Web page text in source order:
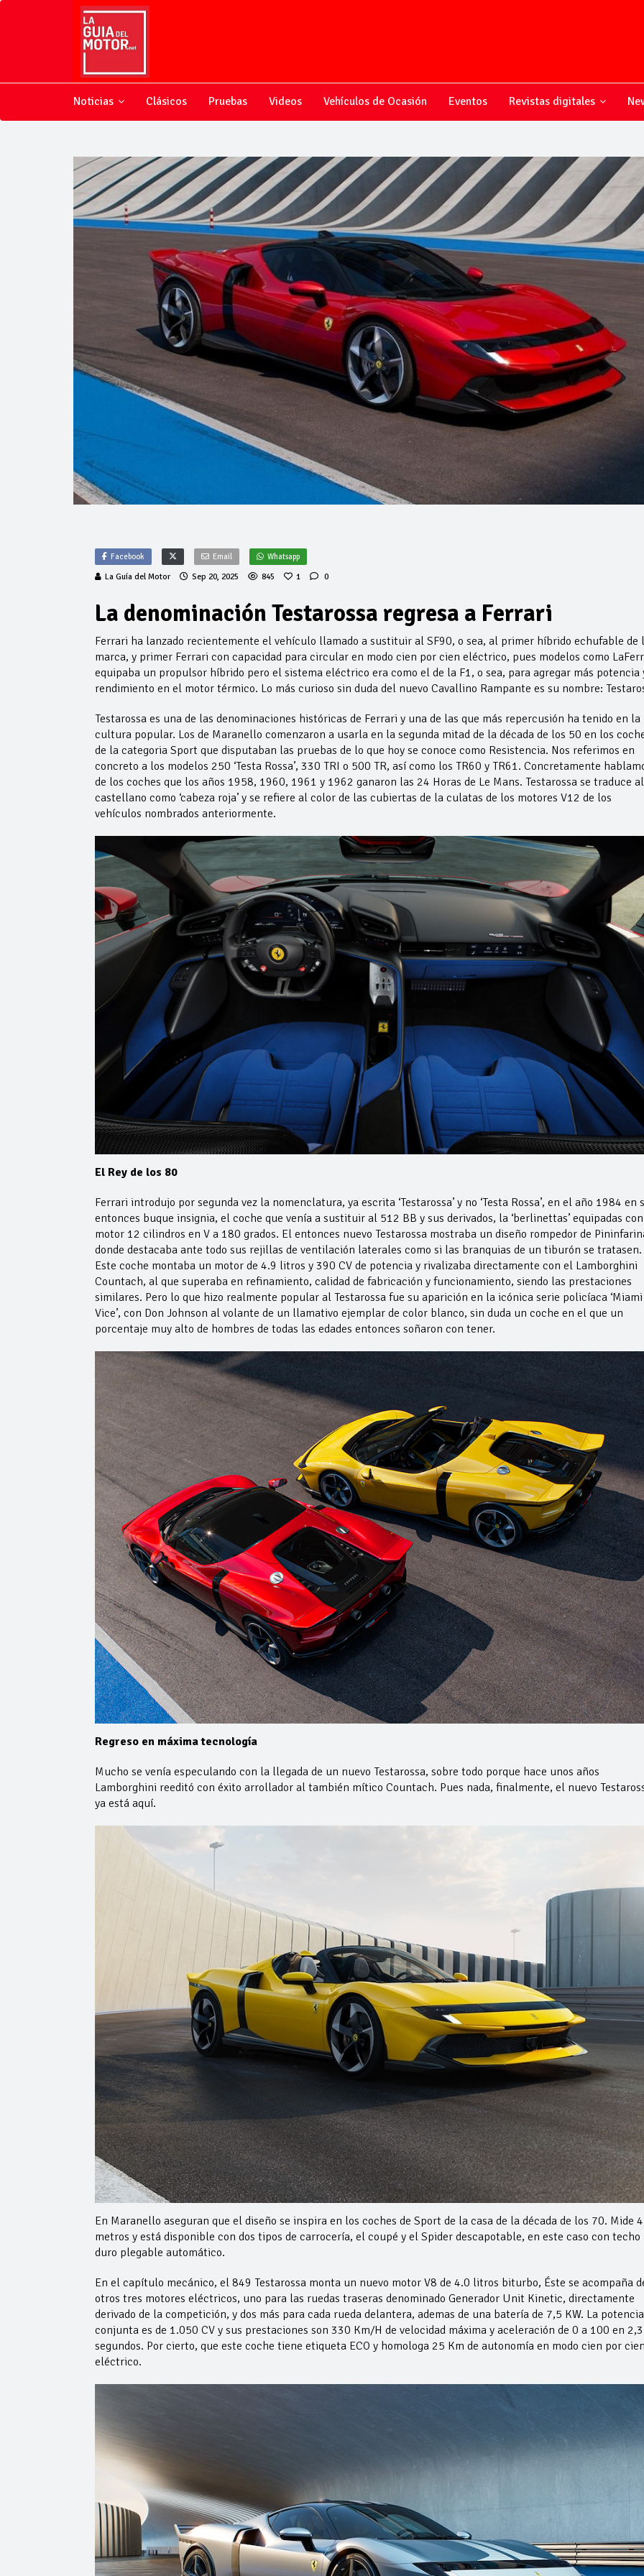
Noticias Clásicos Pruebas Videos Vehículos de Ocasión Eventos Revistas digitales
Facebook Email Whatsapp
La Guía del Motor Sep 20, 2025 845 1 0
La denominación Testarossa regresa a Ferrari
Ferrari ha lanzado recientemente el vehículo llamado a sustituir al SF90, o sea, al primer híbrido echufable de
marca, y primer Ferrari con capacidad para circular en modo cien por cien eléctrico, pues modelos como
equipaba un propulsor híbrido pero el sistema eléctrico era como el de la F1, o sea, para agregar más potencia
rendimiento en el motor térmico. Lo más curioso sin duda del nuevo Cavallino Rampante es su nombre:
Testarossa es una de las denominaciones históricas de Ferrari y una de las que más repercusión ha tenido en la
cultura popular. Los de Maranello comenzaron a usarla en la segunda mitad de la década de los 50 en los
de la categoria Sport que disputaban las pruebas de lo que hoy se conoce como Resistencia. Nos referimos en
concreto a los modelos 250 ‘Testa Rossa’, 330 TRI o 500 TR, así como los TR60 y TR61. Concretamente
de los coches que los años 1958, 1960, 1961 y 1962 ganaron las 24 Horas de Le Mans. Testarossa se traduce al
castellano como ‘cabeza roja’ y se refiere al color de las cubiertas de la culatas de los motores V12 de los
vehículos nombrados anteriormente.
El Rey de los 80
Ferrari introdujo por segunda vez la nomenclatura, ya escrita ‘Testarossa’ y no ‘Testa Rossa’, en el año 1984 en
entonces buque insignia, el coche que venía a sustituir al 512 BB y sus derivados, la ‘berlinettas’ equipadas con
motor 12 cilindros en V a 180 grados. El entonces nuevo Testarossa mostraba un diseño rompedor de
donde destacaba ante todo sus rejillas de ventilación laterales como si las branquias de un tiburón se tratasen.
Este coche montaba un motor de 4.9 litros y 390 CV de potencia y rivalizaba directamente con el Lamborghini
Countach, al que superaba en refinamiento, calidad de fabricación y funcionamiento, siendo las prestaciones
similares. Pero lo que hizo realmente popular al Testarossa fue su aparición en la icónica serie policíaca ‘Miami
Vice’, con Don Johnson al volante de un llamativo ejemplar de color blanco, sin duda un coche en el que un
porcentaje muy alto de hombres de todas las edades entonces soñaron con tener.
Regreso en máxima tecnología
Mucho se venía especulando con la llegada de un nuevo Testarossa, sobre todo porque hace unos años
Lamborghini reeditó con éxito arrollador al también mítico Countach. Pues nada, finalmente, el nuevo
ya está aquí.
En Maranello aseguran que el diseño se inspira en los coches de Sport de la casa de la década de los 70. Mide
metros y está disponible con dos tipos de carrocería, el coupé y el Spider descapotable, en este caso con techo
duro plegable automático.
En el capítulo mecánico, el 849 Testarossa monta un nuevo motor V8 de 4.0 litros biturbo, Éste se acompaña
otros tres motores eléctricos, uno para las ruedas traseras denominado Generador Unit Kinetic, directamente
derivado de la competición, y dos más para cada rueda delantera, ademas de una batería de 7,5 KW. La potencia
conjunta es de 1.050 CV y sus prestaciones son 330 Km/H de velocidad máxima y aceleración de 0 a 100 en 2,3
segundos. Por cierto, que este coche tiene etiqueta ECO y homologa 25 Km de autonomía en modo cien por
eléctrico.